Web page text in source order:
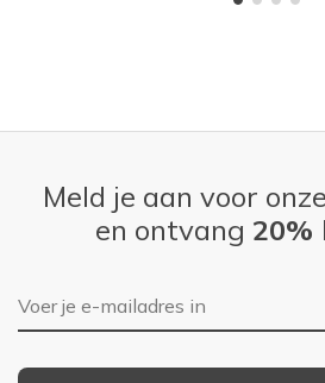
Meld je aan voor
en ontvang
E-mailadres